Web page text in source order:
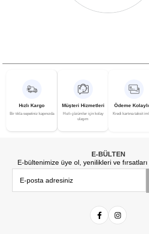
Hızlı Kargo
Bir tıkla sepetiniz kapınızda
Müşteri Hizmetleri
Hızlı çözümler için kolay
ulaşım
Ödeme
Kredi kartına taksit
E-BÜLTEN
E-bültenimize üye ol, yenilikleri ve